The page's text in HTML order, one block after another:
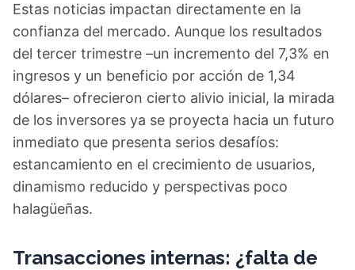
Estas noticias impactan directamente en la
confianza del mercado. Aunque los resultados
del tercer trimestre –un incremento del 7,3% en
ingresos y un beneficio por acción de 1,34
dólares– ofrecieron cierto alivio inicial, la mirada
de los inversores ya se proyecta hacia un futuro
inmediato que presenta serios desafíos:
estancamiento en el crecimiento de usuarios,
dinamismo reducido y perspectivas poco
halagüeñas.
Transacciones internas: ¿falta de